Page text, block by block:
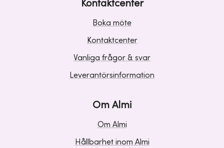
Kontaktcenter
Boka möte
Kontaktcenter
Vanliga frågor & svar
Leverantörsinformation
Om Almi
Om Almi
Hållbarhet inom Almi